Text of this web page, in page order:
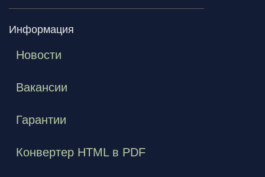
Информация
Новости
Вакансии
Гарантии
Конвертер HTML в PDF